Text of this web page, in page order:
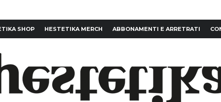
SHOP HESTETIKA MERCH ABBONAMENTI E ARRETRATI